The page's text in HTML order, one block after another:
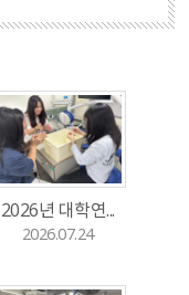
2026년 대학연...
2026.07.24